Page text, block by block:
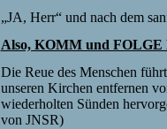
„JA, Herr“ und nach dem
Also, KOMM und
Die Reue des Menschen
unseren Kirchen entfernen
wiederholten Sünden
von JNSR)